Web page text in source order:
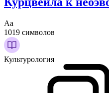
Аа
1019 символов
Культурология